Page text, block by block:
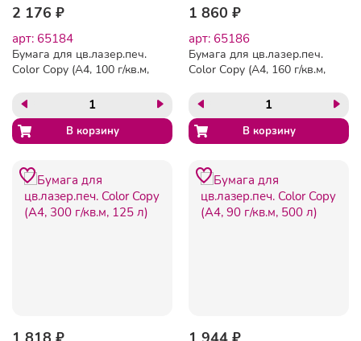
2 176 ₽
арт: 65184
Бумага для цв.лазер.печ.
Color Copy (А4, 100 г/кв.м,
1 860 ₽
арт: 65186
Бумага для цв.лазер.печ.
Color Copy (А4, 160 г/кв.м,